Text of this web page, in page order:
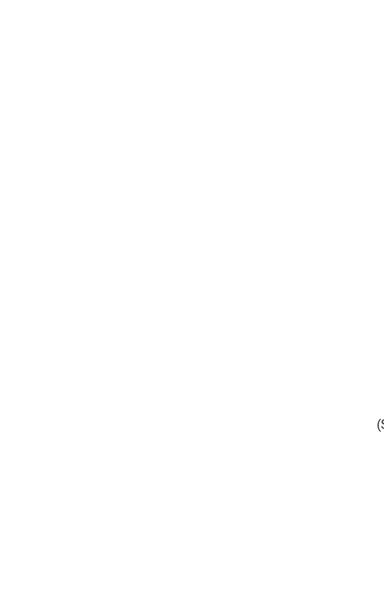
(Mudir) نسیم (Nasim) نسخ (Naskh) نازنین (Nazanin) ریحان (Reyhan) رؤیا (Roya) شفیق (Shafigh) سیاوش (Siavash)